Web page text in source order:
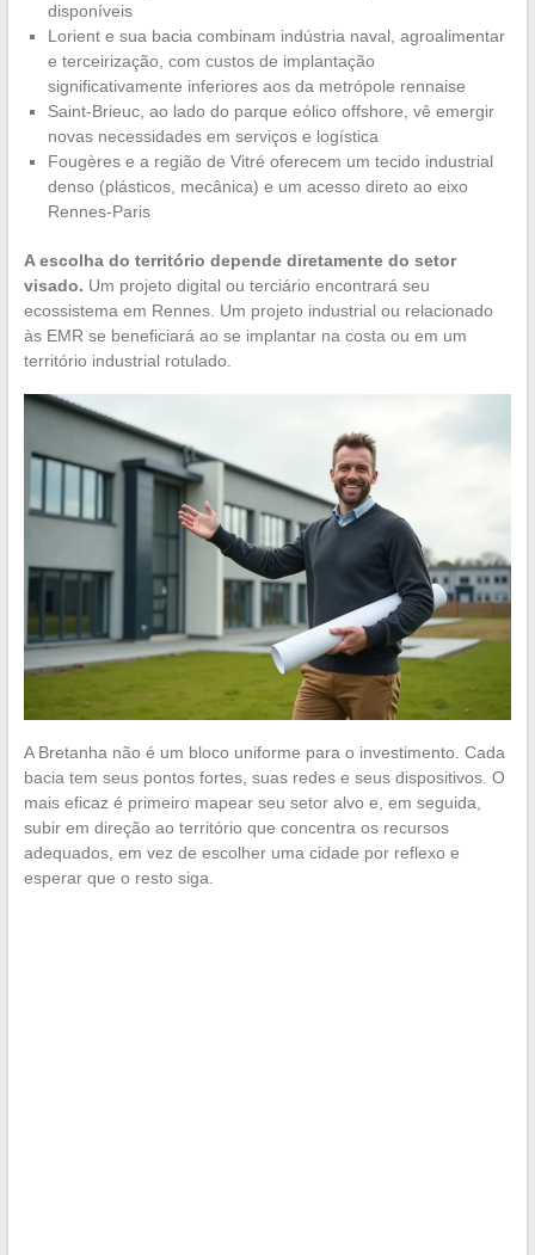
disponíveis
Lorient e sua bacia combinam indústria naval, agroalimentar
e terceirização, com custos de implantação
significativamente inferiores aos da metrópole rennaise
Saint-Brieuc, ao lado do parque eólico offshore, vê emergir
novas necessidades em serviços e logística
Fougères e a região de Vitré oferecem um tecido industrial
denso (plásticos, mecânica) e um acesso direto ao eixo
Rennes-Paris
A escolha do território depende diretamente do setor
visado. Um projeto digital ou terciário encontrará seu
ecossistema em Rennes. Um projeto industrial ou relacionado
às EMR se beneficiará ao se implantar na costa ou em um
território industrial rotulado.
A Bretanha não é um bloco uniforme para o investimento. Cada
bacia tem seus pontos fortes, suas redes e seus dispositivos. O
mais eficaz é primeiro mapear seu setor alvo e, em seguida,
subir em direção ao território que concentra os recursos
adequados, em vez de escolher uma cidade por reflexo e
esperar que o resto siga.